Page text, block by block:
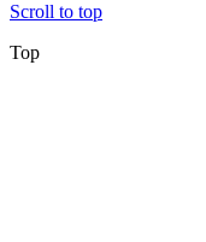
Scroll to top
Top